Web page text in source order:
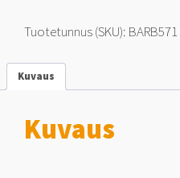
6x130
Tuotetunnus (SKU): BARB571
Kuvaus
Kuvaus